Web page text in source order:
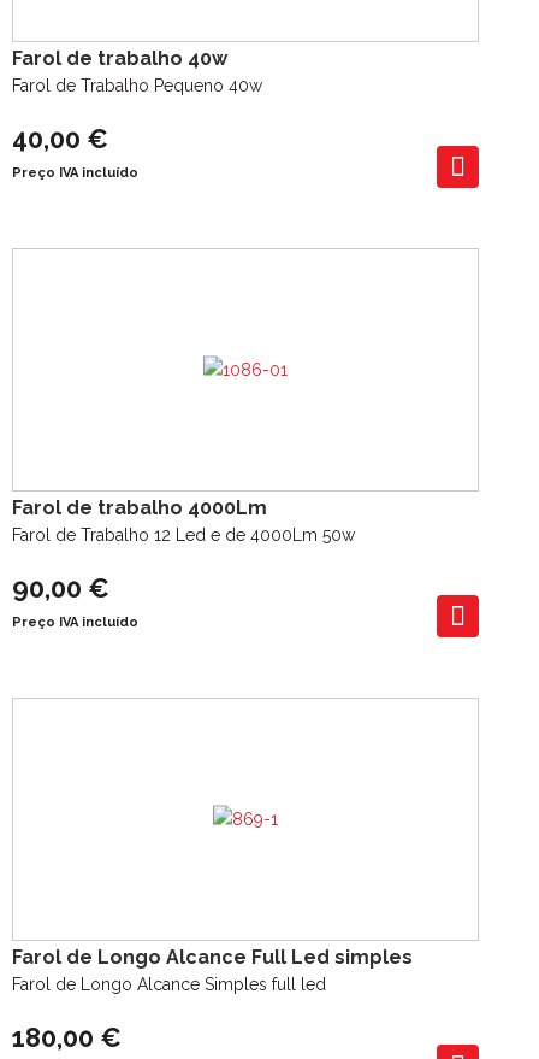
Farol de trabalho 40w
Farol de Trabalho Pequeno 40w
40,00 €
Preço IVA incluído
Farol de trabalho 4000Lm
Farol de Trabalho 12 Led e de 4000Lm 50w
90,00 €
Preço IVA incluído
Farol de Longo Alcance Full Led simples
Farol de Longo Alcance Simples full led
180,00 €